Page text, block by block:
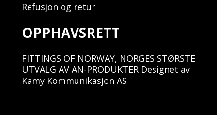
Refusjon og retur
OPPHAVSRETT
FITTINGS OF NORWAY, NORGES STØRSTE
UTVALG AV AN-PRODUKTER Designet av
Kamy Kommunikasjon AS